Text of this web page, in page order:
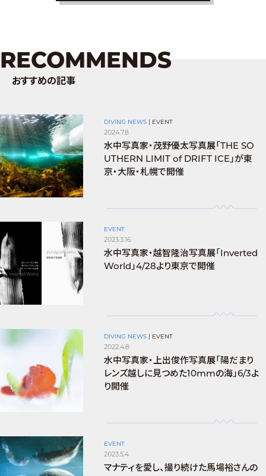
RECOMMENDS
おすすめの記事
DIVING NEWS EVENT
2024.7.8
水中写真家・茂野優太写真展「THE SO
UTHERN LIMIT of DRIFT ICE」が東
京・大阪・札幌で開催
EVENT
2023.3.16
水中写真家・越智隆治写真展「Inverted
World」4/28より東京で開催
DIVING NEWS EVENT
2022.4.8
水中写真家・上出俊作写真展「陽だまり
レンズ越しに見つめた10mmの海」6/3よ
り開催
EVENT
2023.5.4
マナティを愛し、撮り続けた馬場裕さんの